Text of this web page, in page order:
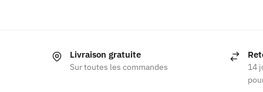
Livraison gratuite
Sur toutes les commandes
14